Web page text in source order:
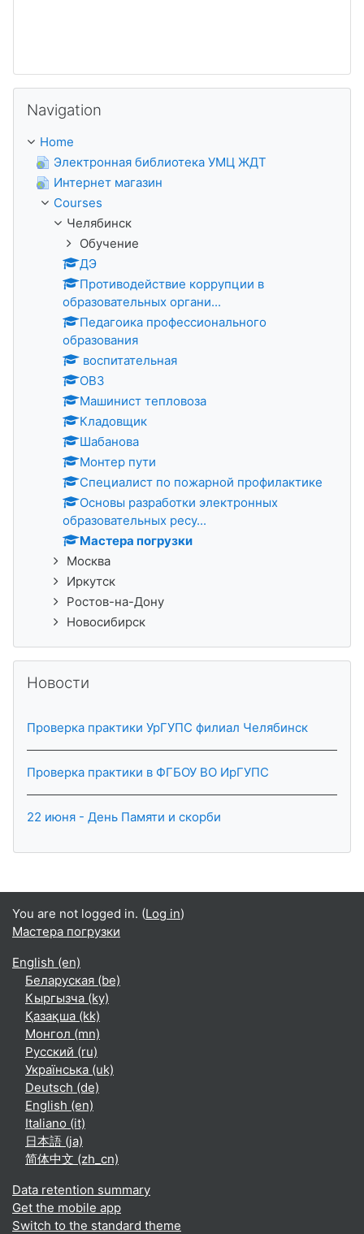
Navigation
Home
Электронная библиотека УМЦ ЖДТ
Интернет магазин
Courses
Челябинск
Обучение
ДЭ
Противодействие коррупции в
образовательных органи...
Педагоика профессионального
образования
воспитательная
ОВЗ
Машинист тепловоза
Кладовщик
Шабанова
Монтер пути
Специалист по пожарной профилактике
Основы разработки электронных
образовательных ресу...
Мастера погрузки
Москва
Иркутск
Ростов-на-Дону
Новосибирск
Новости
Проверка практики УрГУПС филиал Челябинск
Проверка практики в ФГБОУ ВО ИрГУПС
22 июня - День Памяти и скорби
You are not logged in. (Log in)
Мастера погрузки
English ‎(en)‎
Беларуская ‎(be)‎
Кыргызча ‎(ky)‎
Қазақша ‎(kk)‎
Монгол ‎(mn)‎
Русский ‎(ru)‎
Українська ‎(uk)‎
Deutsch ‎(de)‎
English ‎(en)‎
Italiano ‎(it)‎
日本語 ‎(ja)‎
简体中文 ‎(zh_cn)‎
Data retention summary
Get the mobile app
Switch to the standard theme